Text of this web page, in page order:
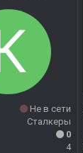
Не в сети
Сталкеры
0
4